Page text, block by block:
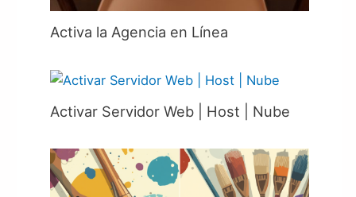
Activa la Agencia en Línea
Activar Servidor Web | Host | Nube